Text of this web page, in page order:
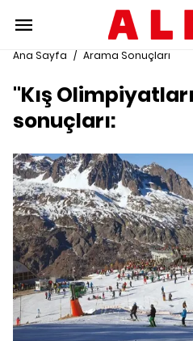
Ana Sayfa / Arama Sonuçları
"Kış
sonuçları: